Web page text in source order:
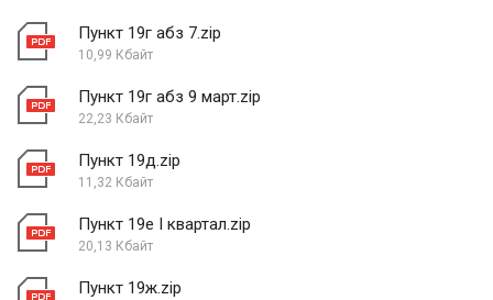
Пункт 19г абз 7.zip
10,99 Кбайт
Пункт 19г абз 9 март.zip
22,23 Кбайт
Пункт 19д.zip
11,32 Кбайт
Пункт 19е I квартал.zip
20,13 Кбайт
Пункт 19ж.zip